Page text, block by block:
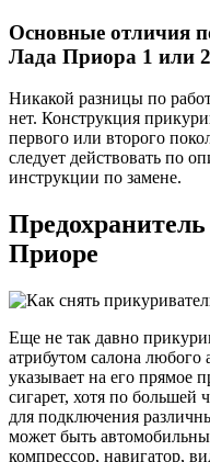
Основные отличия
Лада Приора 1 или 2
Никакой разницы по
нет. Конструкция
первого или второго
следует действовать по
инструкции по замене.
Приоре
Еще не так давно
атрибутом салона любого
указывает на его прямое
сигарет, хотя по большей
для подключения
может быть
компрессор, навигатор,